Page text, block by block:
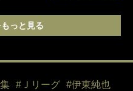
っと見る
#Ｊリーグ
#伊東純也